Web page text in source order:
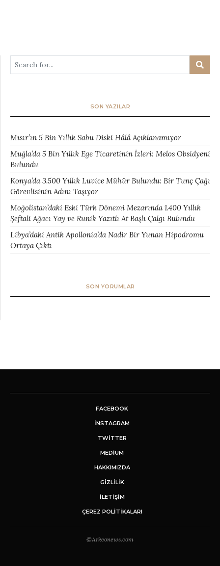
SON YAZILAR
Mısır’ın 5 Bin Yıllık Sabu Diski Hâlâ Açıklanamıyor
Muğla’da 5 Bin Yıllık Ege Ticaretinin İzleri: Melos Obsidyeni
Bulundu
Konya’da 3.500 Yıllık Luvice Mühür Bulundu: Bir Tunç Çağı
Görevlisinin Adını Taşıyor
Moğolistan’daki Eski Türk Dönemi Mezarında 1.400 Yıllık
Şeftali Ağacı Yay ve Runik Yazıtlı At Başlı Çalgı Bulundu
Libya’daki Antik Apollonia’da Nadir Bir Yunan Hipodromu
Ortaya Çıktı
SON YORUMLAR
FACEBOOK
INSTAGRAM
TWITTER
MEDIUM
HAKKIMIZDA
GİZLİLİK
İLETIŞIM
ÇEREZ POLITIKALARI
©Arkeonews.com